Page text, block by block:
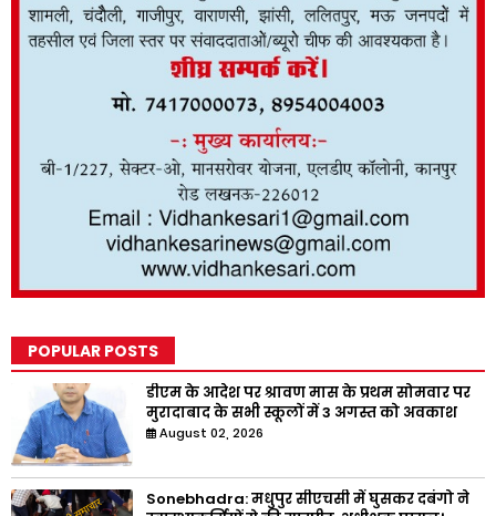
POPULAR POSTS
डीएम के आदेश पर श्रावण मास के प्रथम सोमवार पर
मुरादाबाद के सभी स्कूलों में 3 अगस्त को अवकाश
August 02, 2026
Sonebhadra: मधुपुर सीएचसी में घुसकर दबंगो ने